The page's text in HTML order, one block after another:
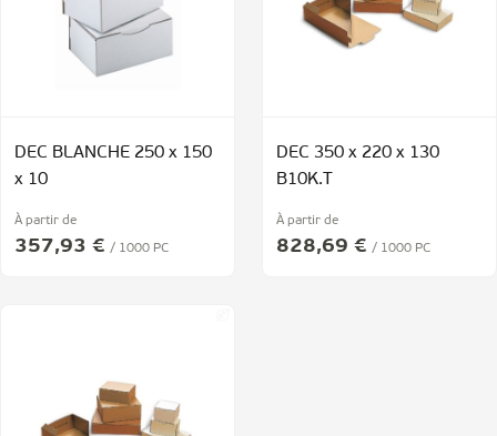
DEC BLANCHE 250 x 150
x 10
À partir de
357,93 € / 1000 PC
DEC 350 x 220 x 130
B10K.T
À partir de
828,69 € / 1000 PC